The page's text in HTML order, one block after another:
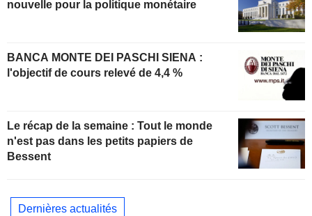
nouvelle pour la politique monétaire
BANCA MONTE DEI PASCHI SIENA :
l'objectif de cours relevé de 4,4 %
Le récap de la semaine : Tout le monde
n'est pas dans les petits papiers de
Bessent
Dernières actualités